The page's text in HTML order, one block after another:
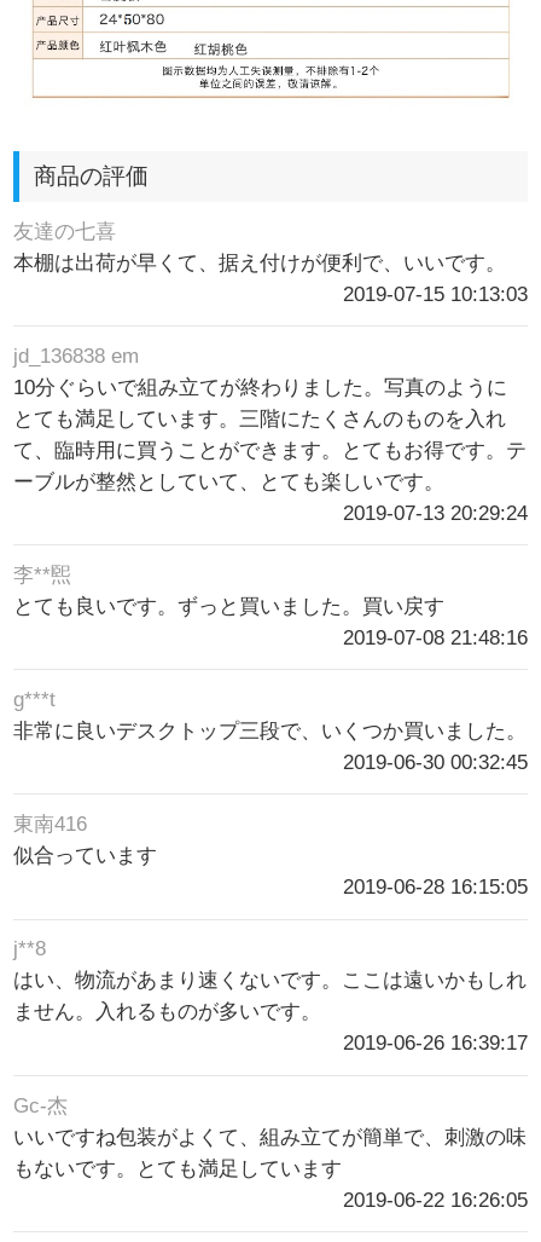
商品の評価
友達の七喜
本棚は出荷が早くて、据え付けが便利で、いいです。
2019-07-15 10:13:03
jd_136838 em
10分ぐらいで組み立てが終わりました。写真のように
とても満足しています。三階にたくさんのものを入れ
て、臨時用に買うことができます。とてもお得です。テ
ーブルが整然としていて、とても楽しいです。
2019-07-13 20:29:24
李**煕
とても良いです。ずっと買いました。買い戻す
2019-07-08 21:48:16
g***t
非常に良いデスクトップ三段で、いくつか買いました。
2019-06-30 00:32:45
東南416
似合っています
2019-06-28 16:15:05
j**8
はい、物流があまり速くないです。ここは遠いかもしれ
ません。入れるものが多いです。
2019-06-26 16:39:17
Gc-杰
いいですね包装がよくて、組み立てが簡単で、刺激の味
もないです。とても満足しています
2019-06-22 16:26:05